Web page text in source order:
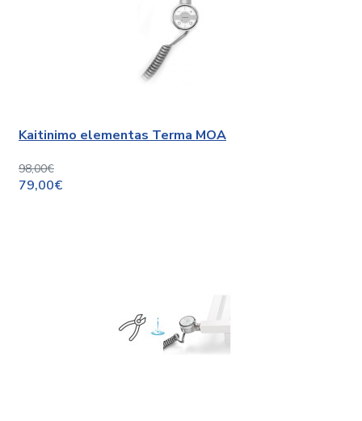
Kaitinimo elementas Terma MOA
98,00€
79,00€